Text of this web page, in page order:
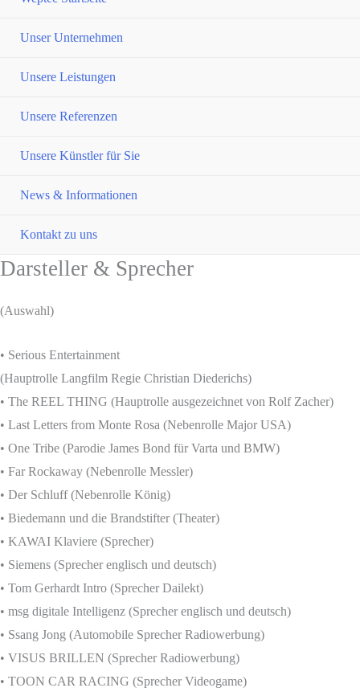
Unser Unternehmen
Unsere Leistungen
Unsere Referenzen
Unsere Künstler für Sie
News & Informationen
Kontakt zu uns
Darsteller & Sprecher
(Auswahl)
• Serious Entertainment
(Hauptrolle Langfilm Regie Christian Diederichs)
• The REEL THING (Hauptrolle ausgezeichnet von Rolf Zacher)
• Last Letters from Monte Rosa (Nebenrolle Major USA)
• One Tribe (Parodie James Bond für Varta und BMW)
• Far Rockaway (Nebenrolle Messler)
• Der Schluff (Nebenrolle König)
• Biedemann und die Brandstifter (Theater)
• KAWAI Klaviere (Sprecher)
• Siemens (Sprecher englisch und deutsch)
• Tom Gerhardt Intro (Sprecher Dailekt)
• msg digitale Intelligenz (Sprecher englisch und deutsch)
• Ssang Jong (Automobile Sprecher Radiowerbung)
• VISUS BRILLEN (Sprecher Radiowerbung)
• TOON CAR RACING (Sprecher Videogame)